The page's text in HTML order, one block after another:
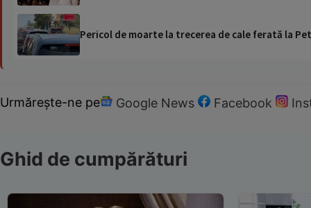
Pericol de moarte la trecerea de cale ferată la
Urmărește-ne pe Google News Facebook
Ghid de cumpărături